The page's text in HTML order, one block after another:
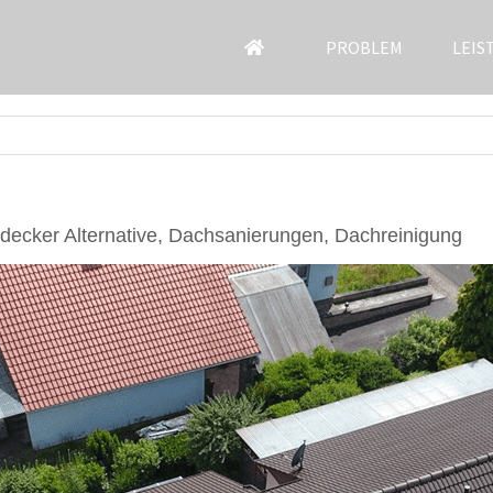
PROBLEM
Alternative, Dachsanierungen, Dachreinigung